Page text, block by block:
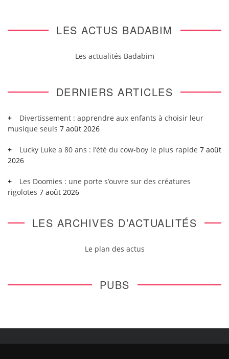
LES ACTUS BADABIM
Les actualités Badabim
DERNIERS ARTICLES
Divertissement : apprendre aux enfants à choisir leur
musique seuls 7 août 2026
Lucky Luke a 80 ans : l’été du cow-boy le plus rapide 7 août
2026
Les Doomies : une porte s’ouvre sur des créatures
rigolotes 7 août 2026
LES ARCHIVES D’ACTUALITÉS
Le plan des actus
PUBS